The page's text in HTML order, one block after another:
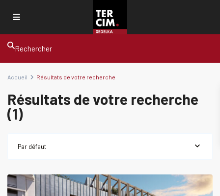
Rechercher
Accueil Résultats de votre recherche
Résultats de votre recherche
(1)
Par défaut